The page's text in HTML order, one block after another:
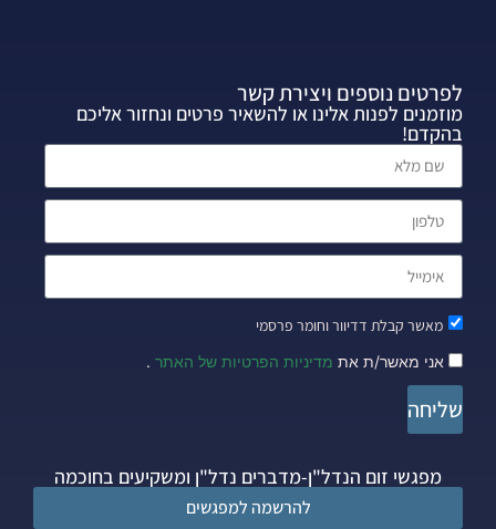
לפרטים נוספים ויצירת קשר
מוזמנים לפנות אלינו או להשאיר פרטים ונחזור אליכם
בהקדם!
מאשר קבלת דדיוור וחומר פרסמי
אני מאשר/ת את מדיניות הפרטיות של האתר .
שליחה
מפגשי זום הנדל"ן-מדברים נדל"ן ומשקיעים בחוכמה
להרשמה למפגשים